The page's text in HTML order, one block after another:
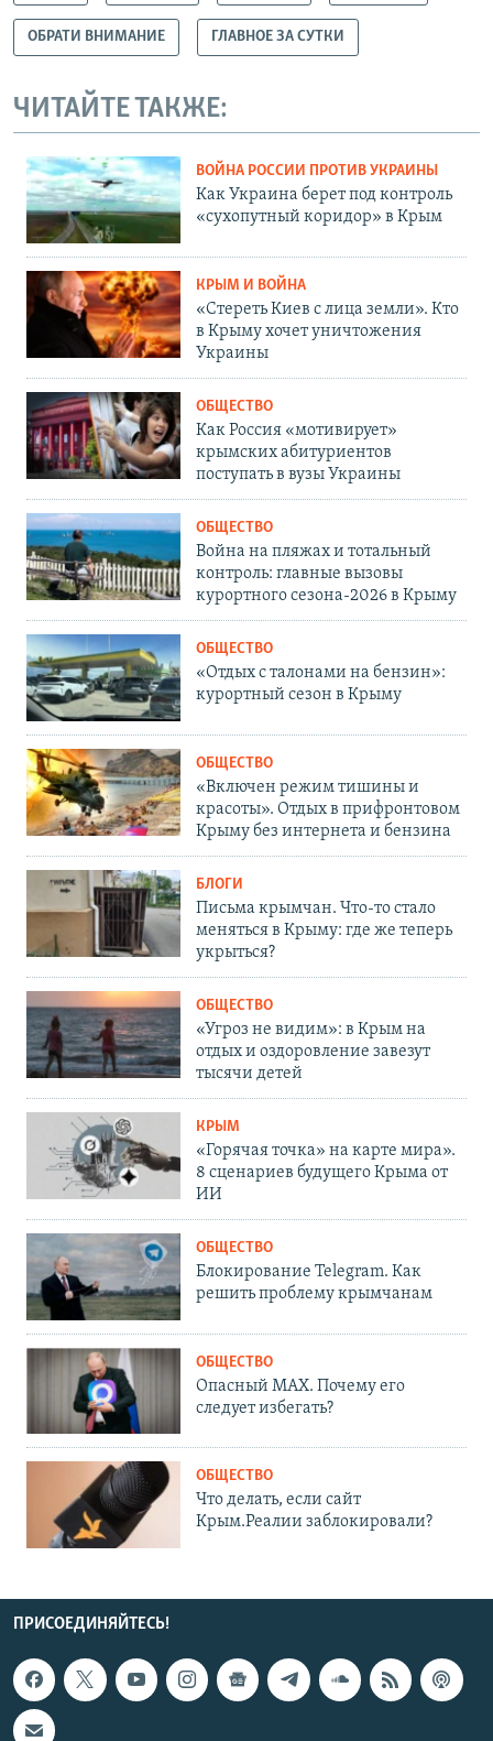
ОБРАТИ ВНИМАНИЕ ГЛАВНОЕ ЗА СУТКИ
ЧИТАЙТЕ ТАКЖЕ:
ВОЙНА РОССИИ ПРОТИВ УКРАИНЫ
Как Украина берет под контроль
«сухопутный коридор» в Крым
КРЫМ И ВОЙНА
«Стереть Киев с лица земли». Кто
в Крыму хочет уничтожения
Украины
ОБЩЕСТВО
Как Россия «мотивирует»
крымских абитуриентов
поступать в вузы Украины
ОБЩЕСТВО
Война на пляжах и тотальный
контроль: главные вызовы
курортного сезона-2026 в Крыму
ОБЩЕСТВО
«Отдых с талонами на бензин»:
курортный сезон в Крыму
ОБЩЕСТВО
«Включен режим тишины и
красоты». Отдых в прифронтовом
Крыму без интернета и бензина
БЛОГИ
Письма крымчан. Что-то стало
меняться в Крыму: где же теперь
укрыться?
ОБЩЕСТВО
«Угроз не видим»: в Крым на
отдых и оздоровление завезут
тысячи детей
КРЫМ
«Горячая точка» на карте мира».
8 сценариев будущего Крыма от
ИИ
ОБЩЕСТВО
Блокирование Telegram. Как
решить проблему крымчанам
ОБЩЕСТВО
Опасный MAX. Почему его
следует избегать?
ОБЩЕСТВО
Что делать, если сайт
Крым.Реалии заблокировали?
ПРИСОЕДИНЯЙТЕСЬ!